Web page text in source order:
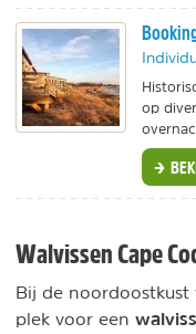
op
Walvissen Cape
Bij de noordoostkust
plek voor een